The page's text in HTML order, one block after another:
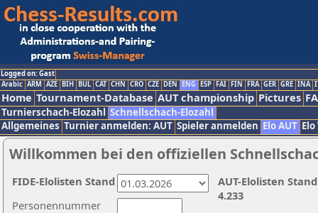
Logged on: Gast
Arabic ARM AZE BIH BUL CAT CHN CRO CZE DEN ENG ESP FAI FIN FRA GER GRE INA
Home Tournament-Database AUT championship Pictures
Turnierschach-Elozahl Schnellschach-Elozahl
Allgemeines Turnier anmelden: AUT Spieler anmelden Elo AUT
Willkommen bei den offiziellen
Personennummer
AUT-Elolisten
4.233
FIDE-Elolisten Stand